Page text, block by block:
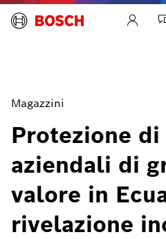
Magazzini
Protezione
aziendali di
valore in
rivelazione